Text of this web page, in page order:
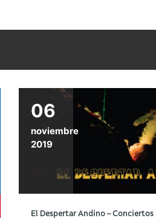
06
noviembre
2019
El Despertar Andino – Conciertos